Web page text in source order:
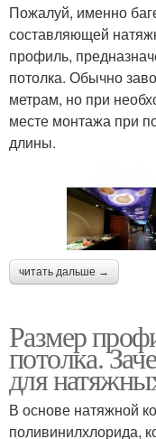
Пожалуй, именно
составляющей
профиль,
потолка. Обычно
метрам, но при
месте монтажа при
длины.
читать дальше →
Размер
потолка.
для
В основе натяжной
поливинилхлорида,